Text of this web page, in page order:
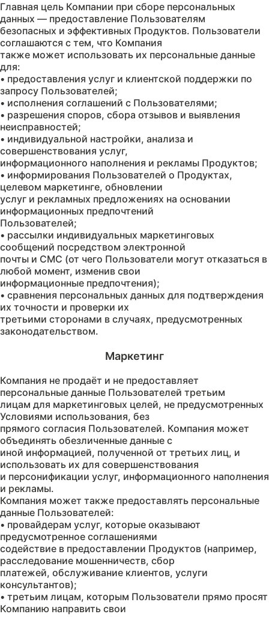
Главная цель Компании при сборе персональных
данных — предоставление Пользователям
безопасных и эффективных Продуктов. Пользователи
соглашаются с тем, что Компания
также может использовать их персональные данные
для:
• предоставления услуг и клиентской поддержки по
запросу Пользователей;
• исполнения соглашений с Пользователями;
• разрешения споров, сбора отзывов и выявления
неисправностей;
• индивидуальной настройки, анализа и
совершенствования услуг,
информационного наполнения и рекламы Продуктов;
• информирования Пользователей о Продуктах,
целевом маркетинге, обновлении
услуг и рекламных предложениях на основании
информационных предпочтений
Пользователей;
• рассылки индивидуальных маркетинговых
сообщений посредством электронной
почты и СМС (от чего Пользователи могут отказаться в
любой момент, изменив свои
информационные предпочтения);
• сравнения персональных данных для подтверждения
их точности и проверки их
третьими сторонами в случаях, предусмотренных
Компания не продаёт и не предоставляет
персональные данные Пользователей третьим
лицам для маркетинговых целей, не предусмотренных
Условиями использования, без
прямого согласия Пользователей. Компания может
объединять обезличенные данные с
иной информацией, полученной от третьих лиц, и
использовать их для совершенствования
и персонификации услуг, информационного наполнения
и рекламы.
Компания может также предоставлять персональные
данные Пользователей:
• провайдерам услуг, которые оказывают
предусмотренное соглашениями
содействие в предоставлении Продуктов (например,
расследование мошенничеств, сбор
платежей, обслуживание клиентов, услуги
консультантов);
• третьим лицам, которым Пользователи прямо просят
Компанию направить свои